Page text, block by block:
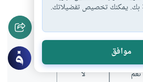
بهذا المحتوى؟
نعم لا
بك. يمكنك تخصيص تفضيلاتك.
موافق